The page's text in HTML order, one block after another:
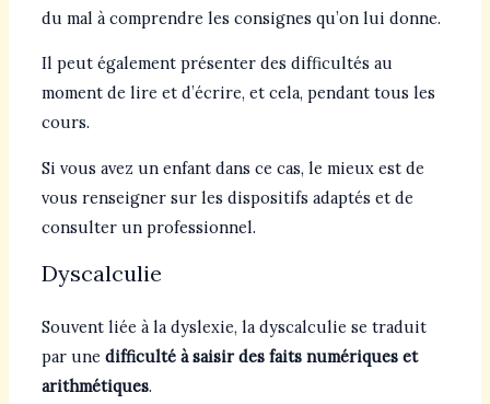
du mal à comprendre les consignes qu’on lui donne.
Il peut également présenter des difficultés au
moment de lire et d’écrire, et cela, pendant tous les
cours.
Si vous avez un enfant dans ce cas, le mieux est de
vous renseigner sur les dispositifs adaptés et de
consulter un professionnel.
Dyscalculie
Souvent liée à la dyslexie, la dyscalculie se traduit
par une difficulté à saisir des faits numériques et
arithmétiques.